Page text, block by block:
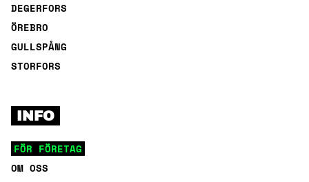
DEGERFORS
ÖREBRO
GULLSPÅNG
STORFORS
INFO
FÖR FÖRETAG
OM OSS